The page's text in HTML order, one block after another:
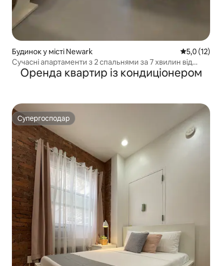
Будинок у місті Newark Середня
5,0 (12)
Сучасні апартаменти з 2 спальнями за 7 хвилин від
аеропорту Ньюарк EWR
Оренда квартир із кондиціонером
Супергосподар
Супергосподар